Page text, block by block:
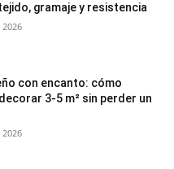
gramaje y resistencia
con encanto: cómo
3-5 m² sin perder un